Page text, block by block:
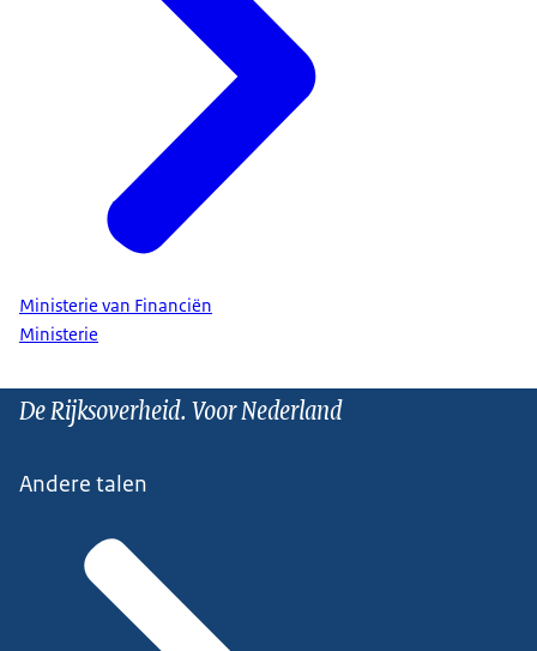
Ministerie van Financiën
Ministerie
De Rijksoverheid. Voor Nederland
Andere talen